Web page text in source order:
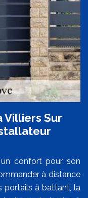
Sur
confort pour son
à distance
portails à battant, la